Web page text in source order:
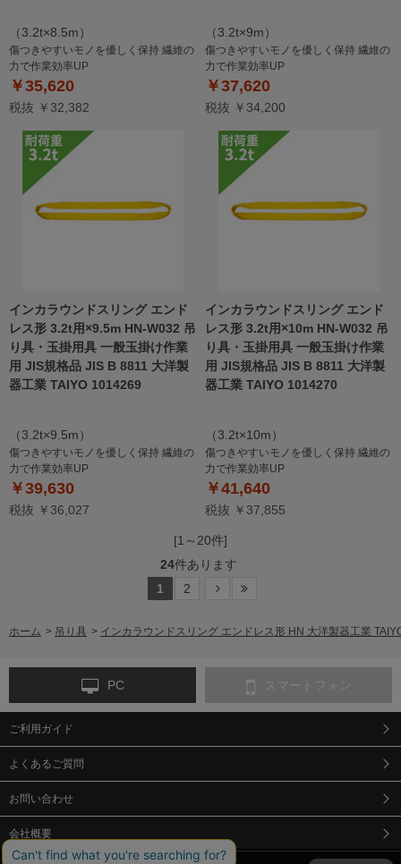
（3.2t×8.5m）
傷つきやすいモノを優しく保持 繊維の
力で作業効率UP
￥35,620
税抜 ￥32,382
（3.2t×9m）
傷つきやすいモノを優しく保持 繊維の
力で作業効率UP
￥37,620
税抜 ￥34,200
インカラウンドスリング エンド
レス形 3.2t用×9.5m HN-W032 吊
り具・玉掛用具 一般玉掛け作業
用 JIS規格品 JIS B 8811 大洋製
器工業 TAIYO 1014269
（3.2t×9.5m）
傷つきやすいモノを優しく保持 繊維の
力で作業効率UP
￥39,630
税抜 ￥36,027
インカラウンドスリング エンド
レス形 3.2t用×10m HN-W032 吊
り具・玉掛用具 一般玉掛け作業
用 JIS規格品 JIS B 8811 大洋製
器工業 TAIYO 1014270
（3.2t×10m）
傷つきやすいモノを優しく保持 繊維の
力で作業効率UP
￥41,640
税抜 ￥37,855
[1～20件]
24件あります
1
2
ホーム > 吊り具 > インカラウンドスリング エンドレス形 HN 大洋製器工業
PC スマートフォン
ご利用ガイド
よくあるご質問
お問い合わせ
会社概要